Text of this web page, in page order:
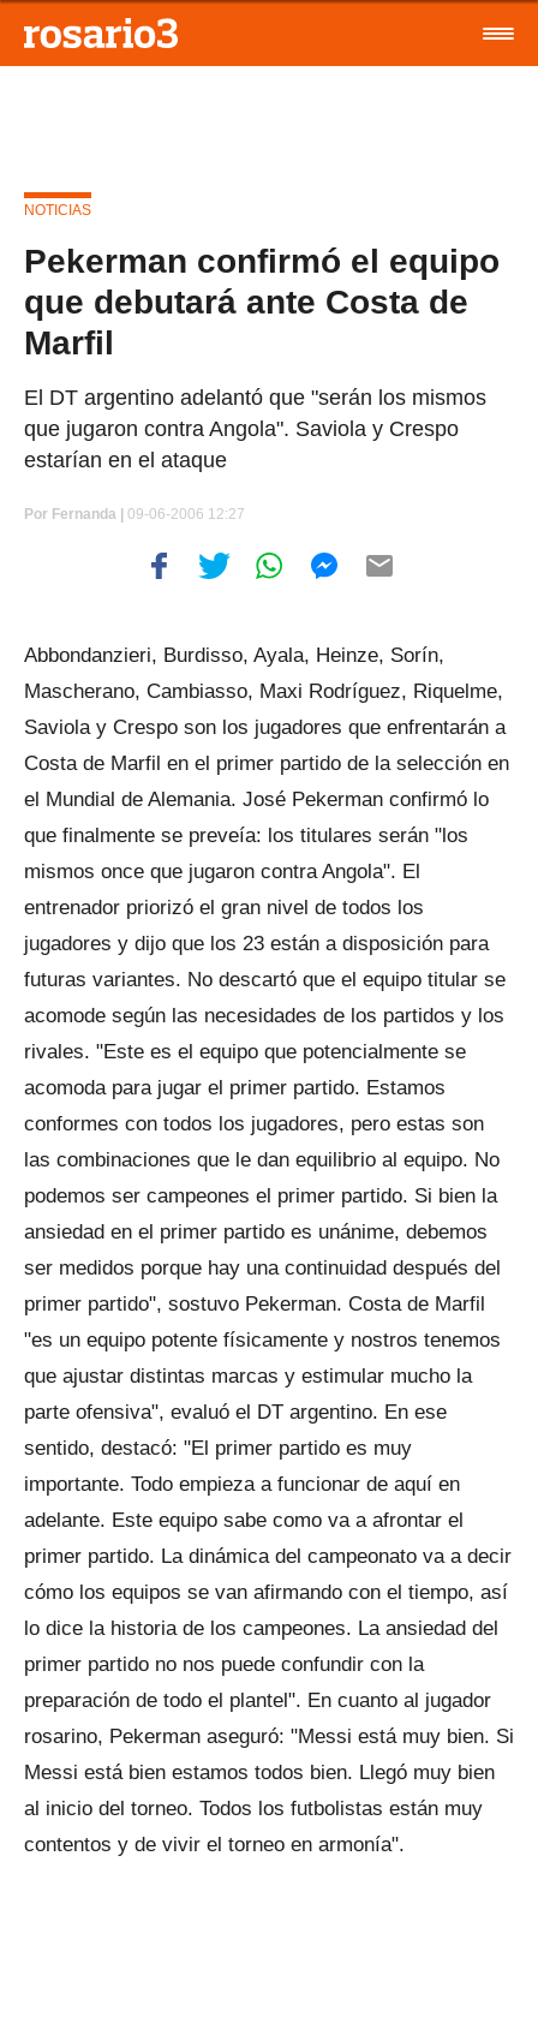
NOTICIAS
Pekerman confirmó el equipo
que debutará ante Costa de
Marfil
El DT argentino adelantó que "serán los mismos
que jugaron contra Angola". Saviola y Crespo
estarían en el ataque
Por Fernanda | 09-06-2006 12:27
Abbondanzieri, Burdisso, Ayala, Heinze, Sorín,
Mascherano, Cambiasso, Maxi Rodríguez, Riquelme,
Saviola y Crespo son los jugadores que enfrentarán a
Costa de Marfil en el primer partido de la selección en
el Mundial de Alemania. José Pekerman confirmó lo
que finalmente se preveía: los titulares serán "los
mismos once que jugaron contra Angola". El
entrenador priorizó el gran nivel de todos los
jugadores y dijo que los 23 están a disposición para
futuras variantes. No descartó que el equipo titular se
acomode según las necesidades de los partidos y los
rivales. "Este es el equipo que potencialmente se
acomoda para jugar el primer partido. Estamos
conformes con todos los jugadores, pero estas son
las combinaciones que le dan equilibrio al equipo. No
podemos ser campeones el primer partido. Si bien la
ansiedad en el primer partido es unánime, debemos
ser medidos porque hay una continuidad después del
primer partido", sostuvo Pekerman. Costa de Marfil
"es un equipo potente físicamente y nostros tenemos
que ajustar distintas marcas y estimular mucho la
parte ofensiva", evaluó el DT argentino. En ese
sentido, destacó: "El primer partido es muy
importante. Todo empieza a funcionar de aquí en
adelante. Este equipo sabe como va a afrontar el
primer partido. La dinámica del campeonato va a decir
cómo los equipos se van afirmando con el tiempo, así
lo dice la historia de los campeones. La ansiedad del
primer partido no nos puede confundir con la
preparación de todo el plantel". En cuanto al jugador
rosarino, Pekerman aseguró: "Messi está muy bien. Si
Messi está bien estamos todos bien. Llegó muy bien
al inicio del torneo. Todos los futbolistas están muy
contentos y de vivir el torneo en armonía".